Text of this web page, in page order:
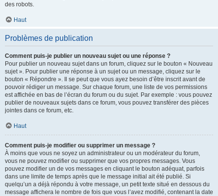
des robots.
Haut
Problèmes de publication
Comment puis-je publier un nouveau sujet ou une réponse ?
Pour publier un nouveau sujet dans un forum, cliquez sur le bouton « Nouveau
sujet ». Pour publier une réponse à un sujet ou un message, cliquez sur le
bouton « Répondre ». Il se peut que vous ayez besoin d’être inscrit avant de
pouvoir rédiger un message. Sur chaque forum, une liste de vos permissions
est affichée en bas de l’écran du forum ou du sujet. Par exemple : vous pouvez
publier de nouveaux sujets dans ce forum, vous pouvez transférer des pièces
jointes dans ce forum, etc.
Haut
Comment puis-je modifier ou supprimer un message ?
À moins que vous ne soyez un administrateur ou un modérateur du forum,
vous ne pouvez modifier ou supprimer que vos propres messages. Vous
pouvez modifier un de vos messages en cliquant le bouton adéquat, parfois
dans une limite de temps après que le message initial ait été publié. Si
quelqu’un a déjà répondu à votre message, un petit texte situé en dessous du
message affichera le nombre de fois que vous l’avez modifié, contenant la date